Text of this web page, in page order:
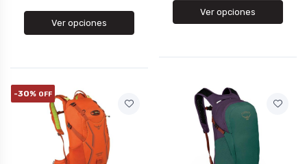
Ver opciones
Ver opciones
-30% OFF